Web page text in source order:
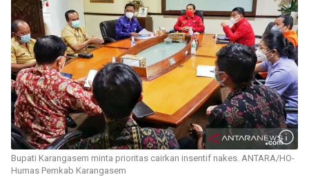
Bupati Karangasem minta prioritas cairkan insentif nakes. ANTARA/HO-
Humas Pemkab Karangasem